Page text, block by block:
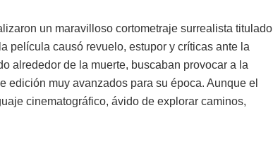
un maravilloso cortometraje surrealista titulado
película causó revuelo, estupor y críticas ante la
alrededor de la muerte, buscaban provocar a la
edición muy avanzados para su época. Aunque el
cinematográfico, ávido de explorar caminos,